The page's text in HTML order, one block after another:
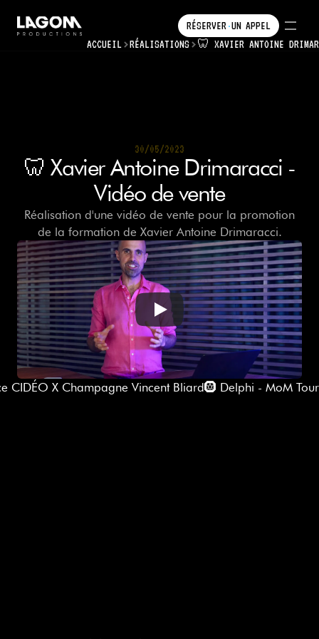
RÉSERVER UN APPEL
RÉSERVER UN APPEL
ACCUEIL
RÉALISATIONS
•
🦷 XAVIER ANTOINE
30/05/2023
30/05/2023
🦷 Xavier Antoine Drimaracci -
Vidéo de vente
Réalisation d'une vidéo de vente pour la promotion
de la formation de Xavier Antoine Drimaracci.
CIDÉO X Champagne Vincent Bliard🛞 Delphi - MoM